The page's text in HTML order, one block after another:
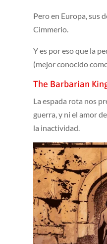
Pero en Europa, sus
Cimmerio.
Y es por eso que la
(mejor conocido
The Barbarian
La espada rota nos
guerra, y ni el amor
la inactividad.